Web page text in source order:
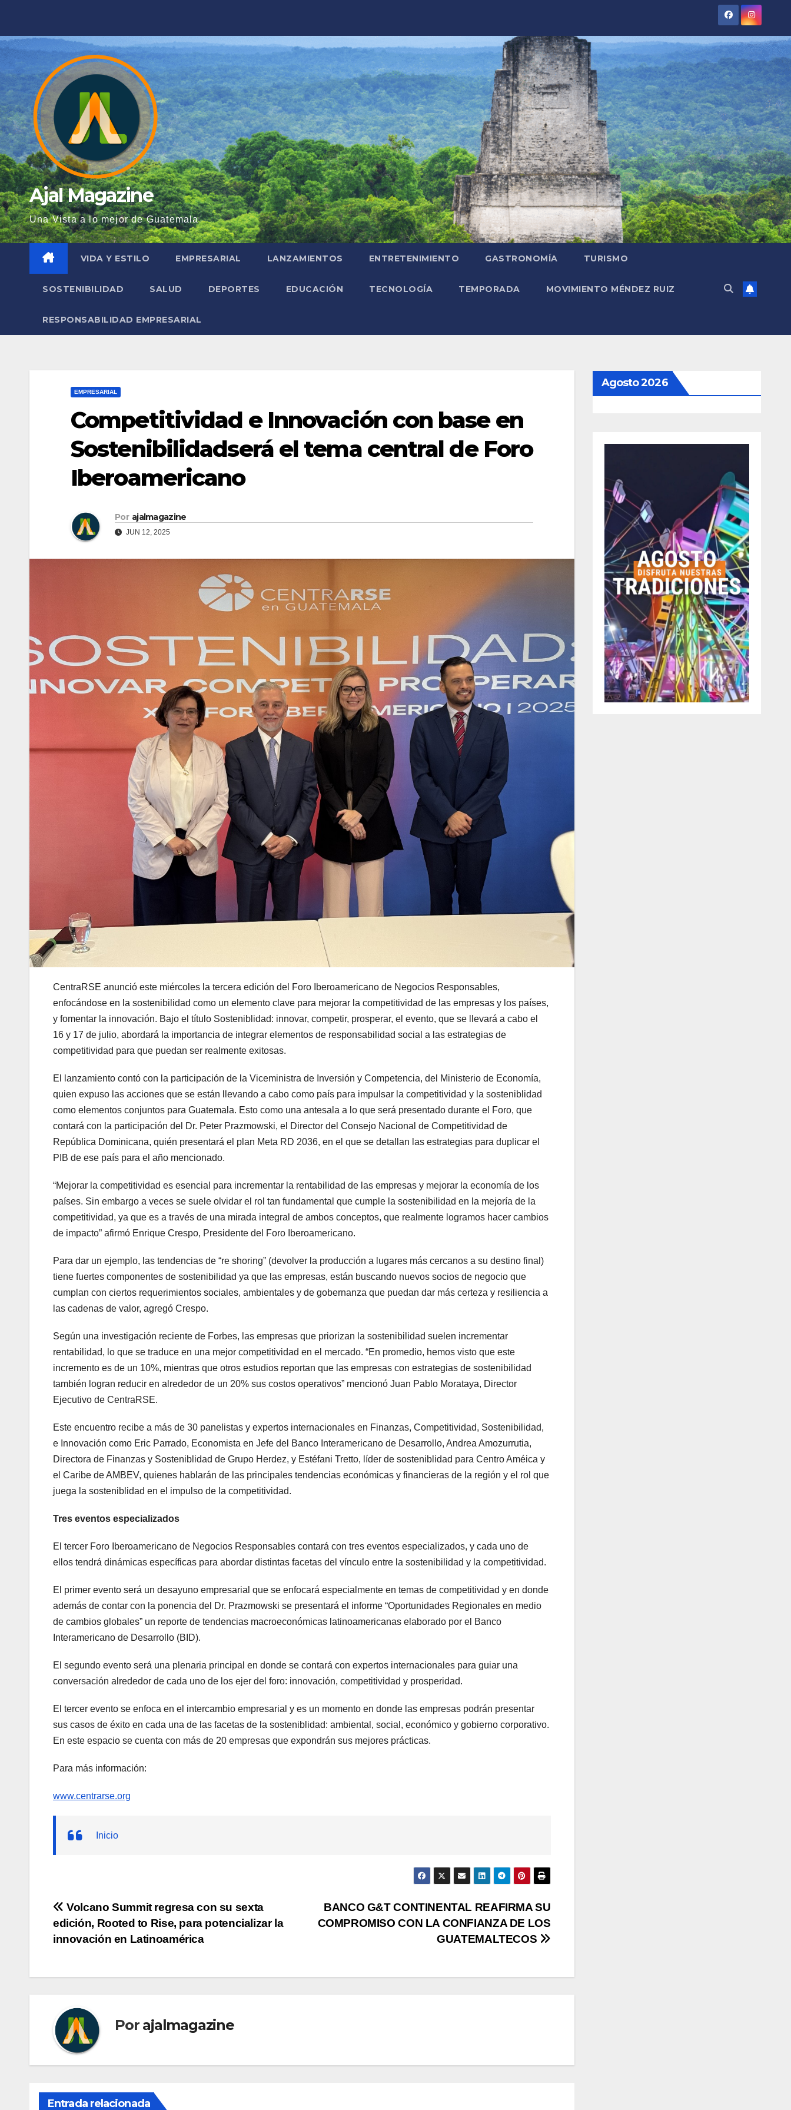
contenido
Ajal Magazine
Una Vista a lo mejor de Guatemala
VIDA Y ESTILO EMPRESARIAL LANZAMIENTOS ENTRETENIMIENTO GASTRONOMÍA TURISMO
SOSTENIBILIDAD SALUD DEPORTES EDUCACIÓN TECNOLOGÍA TEMPORADA MOVIMIENTO MÉNDEZ RUIZ
RESPONSABILIDAD EMPRESARIAL
EMPRESARIAL
Competitividad e Innovación con base en
Sostenibilidadserá el tema central de Foro
Iberoamericano
Por ajalmagazine
JUN 12, 2025
CentraRSE anunció este miércoles la tercera edición del Foro Iberoamericano de Negocios Responsables,
enfocándose en la sostenibilidad como un elemento clave para mejorar la competitividad de las empresas y los países,
y fomentar la innovación. Bajo el título Sosteniblidad: innovar, competir, prosperar, el evento, que se llevará a cabo el
16 y 17 de julio, abordará la importancia de integrar elementos de responsabilidad social a las estrategias de
competitividad para que puedan ser realmente exitosas.
El lanzamiento contó con la participación de la Viceministra de Inversión y Competencia, del Ministerio de Economía,
quien expuso las acciones que se están llevando a cabo como país para impulsar la competitividad y la sosteniblidad
como elementos conjuntos para Guatemala. Esto como una antesala a lo que será presentado durante el Foro, que
contará con la participación del Dr. Peter Prazmowski, el Director del Consejo Nacional de Competitividad de
República Dominicana, quién presentará el plan Meta RD 2036, en el que se detallan las estrategias para duplicar el
PIB de ese país para el año mencionado.
“Mejorar la competitividad es esencial para incrementar la rentabilidad de las empresas y mejorar la economía de los
países. Sin embargo a veces se suele olvidar el rol tan fundamental que cumple la sostenibilidad en la mejoría de la
competitividad, ya que es a través de una mirada integral de ambos conceptos, que realmente logramos hacer cambios
de impacto” afirmó Enrique Crespo, Presidente del Foro Iberoamericano.
Para dar un ejemplo, las tendencias de “re shoring” (devolver la producción a lugares más cercanos a su destino final)
tiene fuertes componentes de sostenibilidad ya que las empresas, están buscando nuevos socios de negocio que
cumplan con ciertos requerimientos sociales, ambientales y de gobernanza que puedan dar más certeza y resiliencia a
las cadenas de valor, agregó Crespo.
Según una investigación reciente de Forbes, las empresas que priorizan la sostenibilidad suelen incrementar
rentabilidad, lo que se traduce en una mejor competitividad en el mercado. “En promedio, hemos visto que este
incremento es de un 10%, mientras que otros estudios reportan que las empresas con estrategias de sostenibilidad
también logran reducir en alrededor de un 20% sus costos operativos” mencionó Juan Pablo Morataya, Director
Ejecutivo de CentraRSE.
Este encuentro recibe a más de 30 panelistas y expertos internacionales en Finanzas, Competitividad, Sostenibilidad,
e Innovación como Eric Parrado, Economista en Jefe del Banco Interamericano de Desarrollo, Andrea Amozurrutia,
Directora de Finanzas y Sosteniblidad de Grupo Herdez, y Estéfani Tretto, líder de sosteniblidad para Centro Améica y
el Caribe de AMBEV, quienes hablarán de las principales tendencias económicas y financieras de la región y el rol que
juega la sosteniblidad en el impulso de la competitividad.
Tres eventos especializados
El tercer Foro Iberoamericano de Negocios Responsables contará con tres eventos especializados, y cada uno de
ellos tendrá dinámicas específicas para abordar distintas facetas del vínculo entre la sostenibilidad y la competitividad.
El primer evento será un desayuno empresarial que se enfocará especialmente en temas de competitividad y en donde
además de contar con la ponencia del Dr. Prazmowski se presentará el informe “Oportunidades Regionales en medio
de cambios globales” un reporte de tendencias macroeconómicas latinoamericanas elaborado por el Banco
Interamericano de Desarrollo (BID).
El segundo evento será una plenaria principal en donde se contará con expertos internacionales para guiar una
conversación alrededor de cada uno de los ejer del foro: innovación, competitividad y prosperidad.
El tercer evento se enfoca en el intercambio empresarial y es un momento en donde las empresas podrán presentar
sus casos de éxito en cada una de las facetas de la sosteniblidad: ambiental, social, económico y gobierno corporativo.
En este espacio se cuenta con más de 20 empresas que expondrán sus mejores prácticas.
Para más información:
www.centrarse.org
Inicio
Navegación
de
BANCO G&T CONTINENTAL REAFIRMA SU
COMPROMISO CON LA CONFIANZA DE LOS
GUATEMALTECOS
Volcano Summit regresa con su sexta
edición, Rooted to Rise, para potencializar la
innovación en Latinoamérica
Por ajalmagazine
Entrada relacionada
Agosto 2026